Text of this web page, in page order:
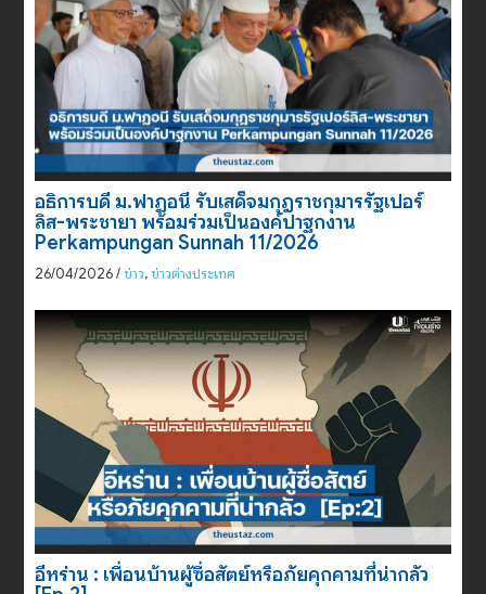
อธิการบดี ม.ฟาฏอนี รับเสด็จมกุฎราชกุมารรัฐเปอร์
ลิส-พระชายา พร้อมร่วมเป็นองค์ปาฐกงาน
Perkampungan Sunnah 11/2026
26/04/2026/ ข่าว, ข่าวต่างประเทศ
อีหร่าน : เพื่อนบ้านผู้ซื่อสัตย์หรือภัยคุกคามที่น่ากลัว